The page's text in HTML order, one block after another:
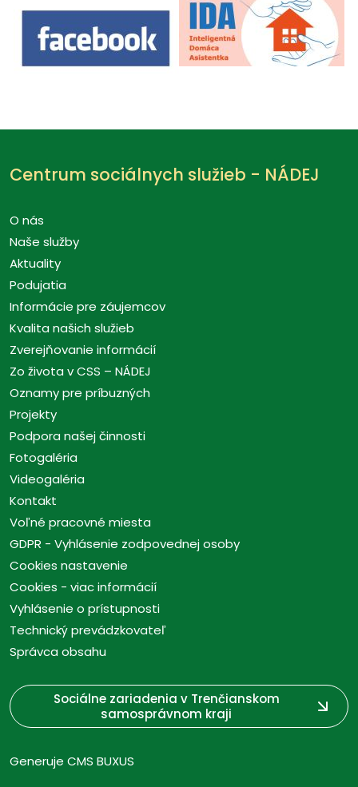
Centrum sociálnych služieb - NÁDEJ
O nás
Naše služby
Aktuality
Podujatia
Informácie pre záujemcov
Kvalita našich služieb
Zverejňovanie informácií
Zo života v CSS – NÁDEJ
Oznamy pre príbuzných
Projekty
Podpora našej činnosti
Fotogaléria
Videogaléria
Kontakt
Voľné pracovné miesta
GDPR - Vyhlásenie zodpovednej osoby
Cookies nastavenie
Cookies - viac informácií
Vyhlásenie o prístupnosti
Technický prevádzkovateľ
Správca obsahu
Sociálne zariadenia v Trenčianskom
samosprávnom kraji
Generuje CMS BUXUS